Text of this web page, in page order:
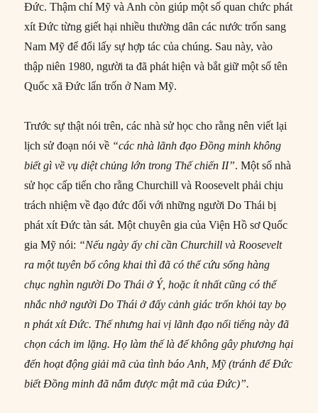
Đức. Thậm chí Mỹ và Anh còn giúp một số quan chức phát
xít Đức từng giết hại nhiều thường dân các nước trốn sang
Nam Mỹ để đổi lấy sự hợp tác của chúng. Sau này, vào
thập niên 1980, người ta đã phát hiện và bắt giữ một số tên
Quốc xã Đức lẩn trốn ở Nam Mỹ.
Trước sự thật nói trên, các nhà sử học cho rằng nên viết lại
lịch sử đoạn nói về “các nhà lãnh đạo Đồng minh không
biết gì về vụ diệt chủng lớn trong Thế chiến II”. Một số nhà
sử học cấp tiến cho rằng Churchill và Roosevelt phải chịu
trách nhiệm về đạo đức đối với những người Do Thái bị
phát xít Đức tàn sát. Một chuyên gia của Viện Hồ sơ Quốc
gia Mỹ nói: “Nếu ngày ấy chỉ cần Churchill và Roosevelt
ra một tuyên bố công khai thì đã có thể cứu sống hàng
chục nghìn người Do Thái ở Ý, hoặc ít nhất cũng có thể
nhắc nhở người Do Thái ở đấy cảnh giác trốn khỏi tay bọ
n phát xít Đức. Thế nhưng hai vị lãnh đạo nổi tiếng này đã
chọn cách im lặng. Họ làm thế là để không gây phương hại
đến hoạt động giải mã của tình báo Anh, Mỹ (tránh để Đức
biết Đồng minh đã nắm được mật mã của Đức)”.